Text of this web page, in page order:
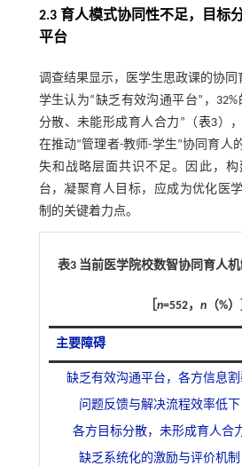
2.3 育人模式协同性不足，目标
平台
调查结果显示，医学生思政课的协同
学生认为“缺乏有效沟通平台”，
分散、未能形成育人合力”（表3）
在推动“管理者-教师-学生”协同育人
失和战略层面共识不足。因此，
台，凝聚育人目标，应成为优化医
制的关键着力点。
表3 当前医学院校数智协同育人
［n=552， n（%）
主要障碍
缺乏有效沟通平台，各方信息割
问题反馈与解决流程效率低下
各方目标分散，未形成育人合
缺乏系统化的激励与评价机制